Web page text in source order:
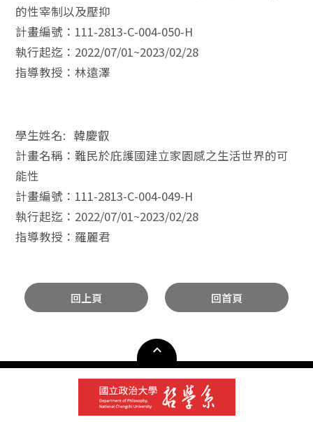
的性宰制以及壓抑
計畫編號：111-2813-C-004-050-H
執行起迄：2022/07/01~2023/02/28
指導教授：林遠澤
學生姓名: 韓慶叡
計畫名稱：難民於庇護國建立家園感之生活世界的可
能性
計畫編號：111-2813-C-004-049-H
執行起迄：2022/07/01~2023/02/28
指導教授：羅麗君
回上頁 回首頁